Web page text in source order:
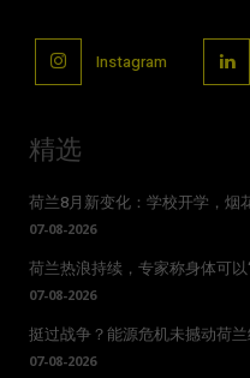
Instagram
精选
荷兰8月新变化：学校开学，烟
07-08-2026
荷兰热浪持续，专家称身体可
07-08-2026
挺过战争？能源危机未撼动荷
07-08-2026